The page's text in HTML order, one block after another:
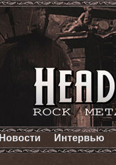
Новости Интервью